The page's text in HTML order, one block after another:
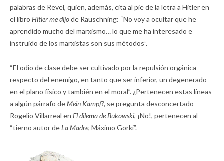
palabras de Revel, quien, además, cita al pie de la letra a Hitler en
el libro Hitler me dijode Rauschning: “No voy a ocultar que he
aprendido mucho del marxismo… lo que me ha interesado e
instruido de los marxistas son sus métodos”.
“El odio de clase debe ser cultivado por la repulsión orgánica
respecto del enemigo, en tanto que ser inferior, un degenerado
en el plano físico y también en el moral”. ¿Pertenecen estas líneas
a algún párrafo deMein Kampf?, se pregunta desconcertado
Rogelio Villarreal en El dilema de Bukowski, ¡No!, pertenecen al
“tierno autor deLa Madre, Máximo Gorki”.